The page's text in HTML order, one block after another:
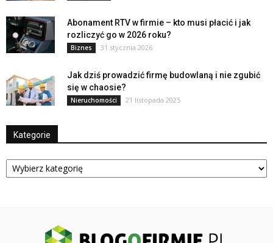
Abonament RTV w firmie – kto musi płacić i jak
rozliczyć go w 2026 roku?
Biznes 31 stycznia 2026
Jak dziś prowadzić firmę budowlaną i nie zgubić
się w chaosie?
Nieruchomości 21 listopada 2025
Kategorie
Kategorie